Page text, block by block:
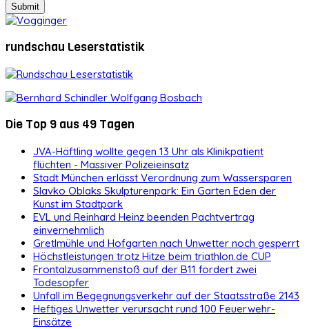
rundschau Leserstatistik
Die Top 9 aus 49 Tagen
JVA-Häftling wollte gegen 13 Uhr als Klinikpatient
flüchten - Massiver Polizeieinsatz
Stadt München erlässt Verordnung zum Wassersparen
Slavko Oblaks Skulpturenpark: Ein Garten Eden der
Kunst im Stadtpark
EVL und Reinhard Heinz beenden Pachtvertrag
einvernehmlich
Gretlmühle und Hofgarten nach Unwetter noch gesperrt
Höchstleistungen trotz Hitze beim triathlon.de CUP
Frontalzusammenstoß auf der B11 fordert zwei
Todesopfer
Unfall im Begegnungsverkehr auf der Staatsstraße 2143
Heftiges Unwetter verursacht rund 100 Feuerwehr-
Einsätze